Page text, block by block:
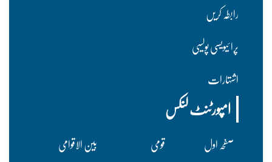
رابطہ کریں
پرا ئیویسی پولسیی
اشتہارات
امپورٹنٹ لنکس
صفحہ اول قومی
بین الاقوامی